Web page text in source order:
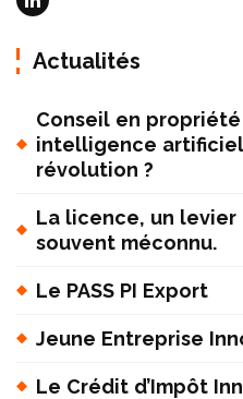
Actualités
Conseil en
intelligence
révolution ?
La licence, un
souvent méconnu.
Le PASS PI Export
Jeune Entreprise
Le Crédit d’Impôt